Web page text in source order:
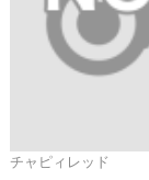
チャピィレッド